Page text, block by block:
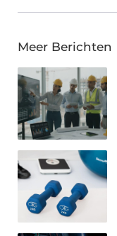
Meer Berichten